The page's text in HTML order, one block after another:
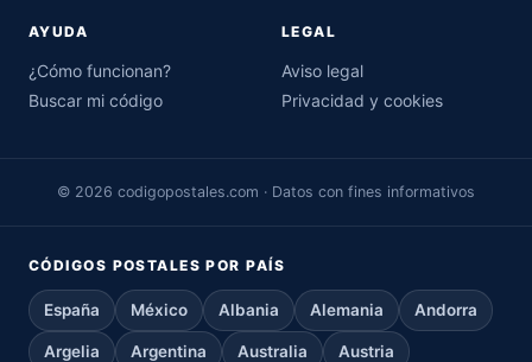
AYUDA
¿Cómo funcionan?
Buscar mi código
LEGAL
Aviso legal
Privacidad y cookies
© 2026 codigopostales.com · Datos con fines informativos
CÓDIGOS POSTALES POR PAÍS
España México Albania Alemania Andorra
Argelia Argentina Australia Austria